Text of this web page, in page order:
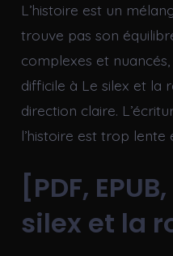
L’histoire est un
trouve pas son
complexes et
difficile à Le silex et la
direction claire.
l’histoire est trop
[PDF,
silex et la